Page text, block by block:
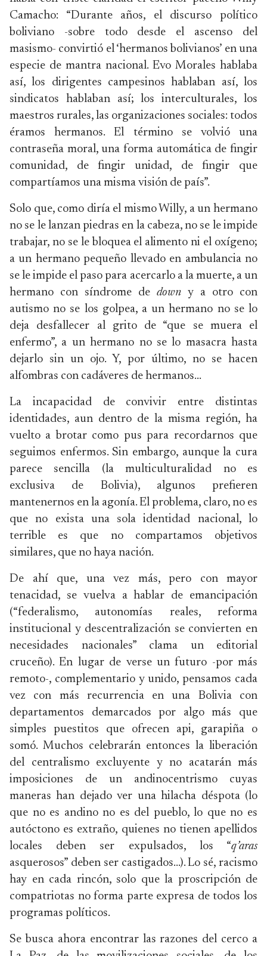
Camacho: “Durante años, el discurso político
boliviano -sobre todo desde el ascenso del
masismo- convirtió el ‘hermanos bolivianos’ en una
especie de mantra nacional. Evo Morales hablaba
así, los dirigentes campesinos hablaban así, los
sindicatos hablaban así; los interculturales, los
maestros rurales, las organizaciones sociales: todos
éramos hermanos. El término se volvió una
contraseña moral, una forma automática de fingir
comunidad, de fingir unidad, de fingir que
compartíamos una misma visión de país”.
Solo que, como diría el mismo Willy, a un hermano
no se le lanzan piedras en la cabeza, no se le impide
trabajar, no se le bloquea el alimento ni el oxígeno;
a un hermano pequeño llevado en ambulancia no
se le impide el paso para acercarlo a la muerte, a un
hermano con síndrome de down y a otro con
autismo no se los golpea, a un hermano no se lo
deja desfallecer al grito de “que se muera el
enfermo”, a un hermano no se lo masacra hasta
dejarlo sin un ojo. Y, por último, no se hacen
alfombras con cadáveres de hermanos…
La incapacidad de convivir entre distintas
identidades, aun dentro de la misma región, ha
vuelto a brotar como pus para recordarnos que
seguimos enfermos. Sin embargo, aunque la cura
parece sencilla (la multiculturalidad no es
exclusiva de Bolivia), algunos prefieren
mantenernos en la agonía. El problema, claro, no es
que no exista una sola identidad nacional, lo
terrible es que no compartamos objetivos
similares, que no haya nación.
De ahí que, una vez más, pero con mayor
tenacidad, se vuelva a hablar de emancipación
(“federalismo, autonomías reales, reforma
institucional y descentralización se convierten en
necesidades nacionales” clama un editorial
cruceño). En lugar de verse un futuro -por más
remoto-, complementario y unido, pensamos cada
vez con más recurrencia en una Bolivia con
departamentos demarcados por algo más que
simples puestitos que ofrecen api, garapiña o
somó. Muchos celebrarán entonces la liberación
del centralismo excluyente y no acatarán más
imposiciones de un andinocentrismo cuyas
maneras han dejado ver una hilacha déspota (lo
que no es andino no es del pueblo, lo que no es
autóctono es extraño, quienes no tienen apellidos
locales deben ser expulsados, los “q’aras
asquerosos” deben ser castigados…). Lo sé, racismo
hay en cada rincón, solo que la proscripción de
compatriotas no forma parte expresa de todos los
programas políticos.
Se busca ahora encontrar las razones del cerco a